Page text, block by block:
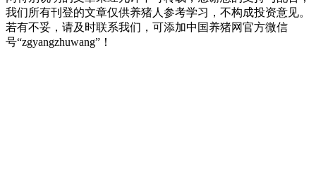
我们所有刊登的文章仅供养猪人参考学习，不构成投资意见。
若有不妥，请及时联系我们，可添加中国养猪网官方微信
号“zgyangzhuwang”！